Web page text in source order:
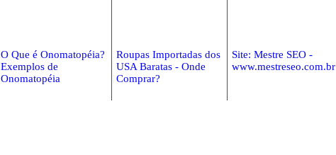
O Que é Onomatopéia?
Exemplos de
Onomatopéia
Roupas Importadas dos
USA Baratas - Onde
Comprar?
Site: Mestre SEO -
www.mestreseo.com.br